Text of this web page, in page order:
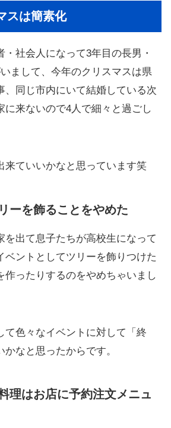
スは簡素化
社会人になって3年目の長男・
まして、今年のクリスマスは県
、同じ市内にいて結婚している次
に来ないので4人で細々と過ごし
来ていいかなと思っています笑
ーを飾ることをやめた
を出て息子たちが高校生になって
ベントとしてツリーを飾りつけた
作ったりするのをやめちゃいまし
て色々なイベントに対して「終
なと思ったからです。
理はお店に予約注文メニュ